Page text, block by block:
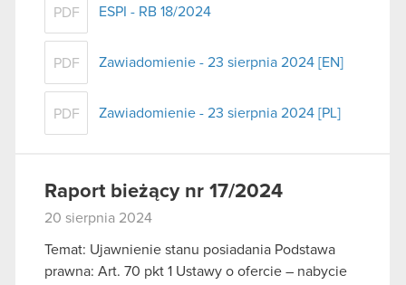
PDF ESPI - RB 18/2024
PDF Zawiadomienie - 23 sierpnia 2024 [EN]
PDF Zawiadomienie - 23 sierpnia 2024 [PL]
Raport bieżący nr 17/2024
20 sierpnia 2024
Temat: Ujawnienie stanu posiadania Podstawa
prawna: Art. 70 pkt 1 Ustawy o ofercie – nabycie